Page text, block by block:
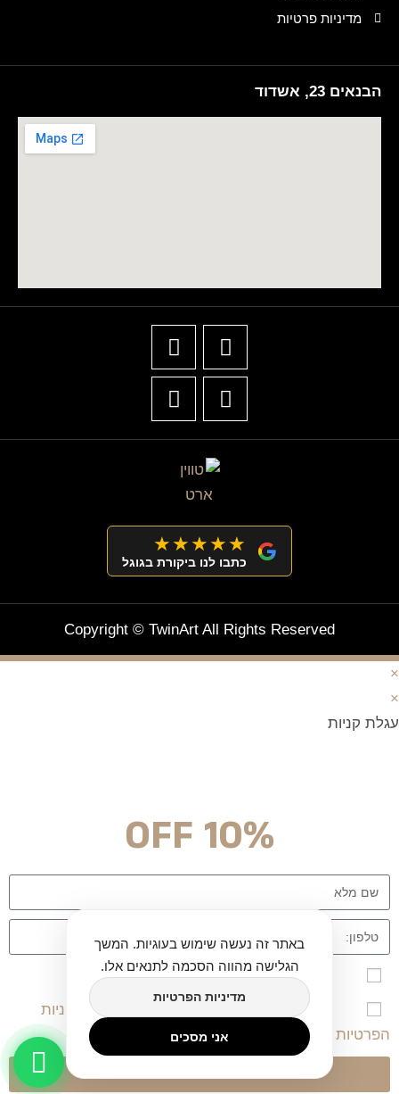
מדיניות פרטיות
הבנאים 23, אשדוד
★★★★★
כתבו לנו ביקורת בגוגל
Copyright © TwinArt All Rights Reserved
באתר זה נעשה שימוש בעוגיות. המשך
הגלישה מהווה הסכמה לתנאים אלו.
מדיניות הפרטיות
אני מסכים
×
×
עגלת קניות
10% OFF
אני מאשר\ת הרשמה לרשימת הדיוור לאתר twinart
אני מאשר/ת שקראתי, הבנתי ומסכים/מה ל
מדיניות
הפרטיות
תקנון השימוש באתר.